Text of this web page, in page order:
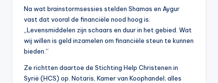
Na wat brainstormsessies stelden Shamas en Aygur
vast dat vooral de financiële nood hoog is.
„Levensmiddelen zijn schaars en duur in het gebied. Wat
wij willen is geld inzamelen om financiële steun te kunnen
bieden.”
Ze richtten daartoe de Stichting Help Christenen in
Syrië (HCS) op. Notaris, Kamer van Koophandel; alles